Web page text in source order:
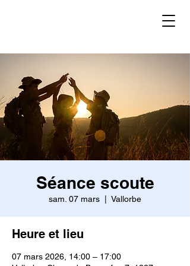
Séance scoute
sam. 07 mars Vallorbe
Heure et lieu
07 mars 2026, 14:00 – 17:00